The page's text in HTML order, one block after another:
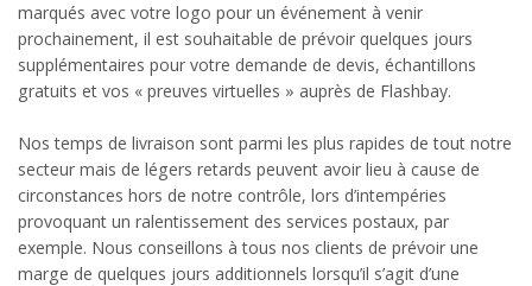
marqués avec votre logo pour un événement à venir
prochainement, il est souhaitable de prévoir quelques jours
supplémentaires pour votre demande de devis, échantillons
gratuits et vos « preuves virtuelles » auprès de Flashbay.
Nos temps de livraison sont parmi les plus rapides de tout notre
secteur mais de légers retards peuvent avoir lieu à cause de
circonstances hors de notre contrôle, lors d’intempéries
provoquant un ralentissement des services postaux, par
exemple. Nous conseillons à tous nos clients de prévoir une
marge de quelques jours additionnels lorsqu’il s’agit d’une